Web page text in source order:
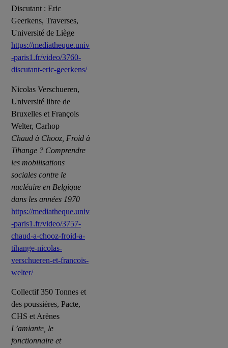
Discutant : Eric
Geerkens, Traverses,
Université de Liège
https://mediatheque.univ
-paris1.fr/video/3760-
discutant-eric-geerkens/
Nicolas Verschueren,
Université libre de
Bruxelles et François
Welter, Carhop
Chaud à Chooz, Froid à
Tihange ? Comprendre
les mobilisations
sociales contre le
nucléaire en Belgique
dans les années 1970
https://mediatheque.univ
-paris1.fr/video/3757-
chaud-a-chooz-froid-a-
tihange-nicolas-
verschueren-et-francois-
welter/
Collectif 350 Tonnes et
des poussières, Pacte,
CHS et Arènes
L’amiante, le
fonctionnaire et